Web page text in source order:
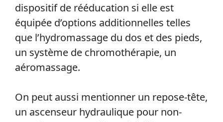
dispositif de rééducation si elle est
équipée d’options additionnelles telles
que l’hydromassage du dos et des pieds,
un système de chromothérapie, un
aéromassage.
On peut aussi mentionner un repose-tête,
un ascenseur hydraulique pour non-